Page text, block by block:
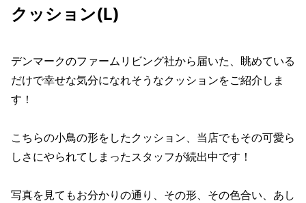
クッション(L)
デンマークのファームリビング社から届いた、眺めている
だけで幸せな気分になれそうなクッションをご紹介しま
す！
こちらの小鳥の形をしたクッション、当店でもその可愛ら
しさにやられてしまったスタッフが続出中です！
写真を見てもお分かりの通り、その形、その色合い、あし